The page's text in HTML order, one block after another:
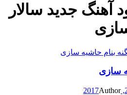
آهنگ جدید سالار
سازی
Author